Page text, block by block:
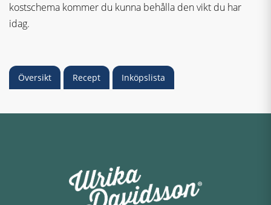
kostschema kommer du kunna behålla den vikt du har
idag.
Översikt Recept Inköpslista